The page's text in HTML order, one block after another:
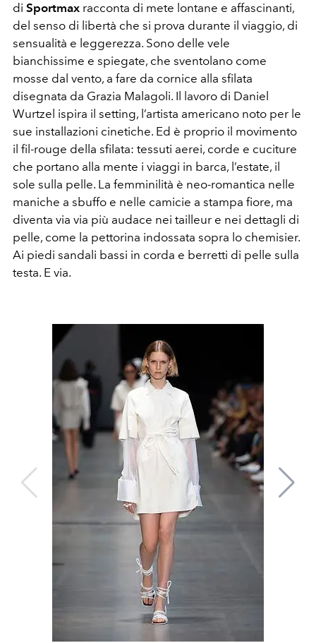
di Sportmax racconta di mete lontane e affascinanti,
del senso di libertà che si prova durante il viaggio, di
sensualità e leggerezza. Sono delle vele
bianchissime e spiegate, che sventolano come
mosse dal vento, a fare da cornice alla sfilata
disegnata da Grazia Malagoli. Il lavoro di Daniel
Wurtzel ispira il setting, l’artista americano noto per le
sue installazioni cinetiche. Ed è proprio il movimento
il fil-rouge della sfilata: tessuti aerei, corde e cuciture
che portano alla mente i viaggi in barca, l’estate, il
sole sulla pelle. La femminilità è neo-romantica nelle
maniche a sbuffo e nelle camicie a stampa fiore, ma
diventa via via più audace nei tailleur e nei dettagli di
pelle, come la pettorina indossata sopra lo chemisier.
Ai piedi sandali bassi in corda e berretti di pelle sulla
testa. E via.